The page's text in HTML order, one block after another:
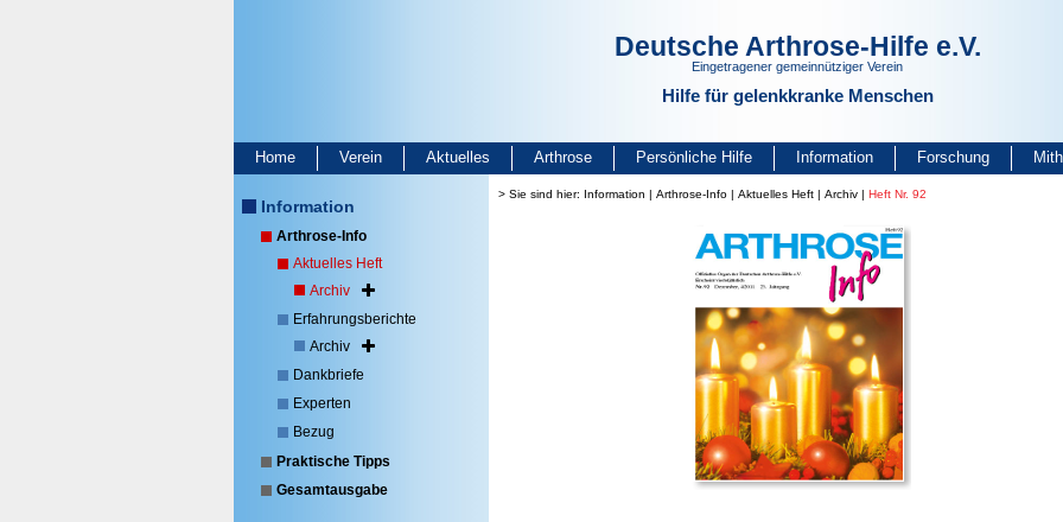
Deutsche Arthrose-Hilfe e.V.
Eingetragener gemeinnütziger Verein
Hilfe für gelenkkranke Menschen
Home Verein Aktuelles Arthrose Persönliche Hilfe Information Forschung
Information
Arthrose-Info
Aktuelles Heft
Archiv
Erfahrungsberichte
Archiv
Dankbriefe
Experten
Bezug
Praktische Tipps
Gesamtausgabe
> Sie sind hier: Information | Arthrose-Info | Aktuelles Heft | Archiv | Heft Nr. 92